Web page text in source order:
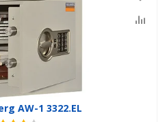
AW-1 3322.EL